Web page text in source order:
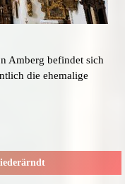
Amberg befindet sich
die ehemalige